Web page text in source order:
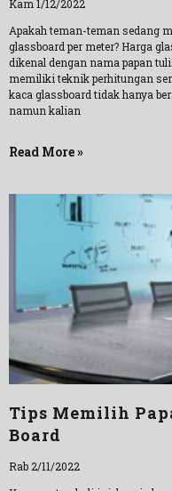
Kam 1/12/2022
Apakah teman-teman sedang
glassboard per meter? Harga
dikenal dengan nama papan
memiliki teknik perhitungan
kaca glassboard tidak hanya
namun kalian
Read More »
Tips Memilih
Board
Rab 2/11/2022